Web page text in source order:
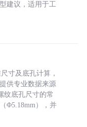
建议，适用于工
寸及底孔计算，
供专业数据来源
纹底孔尺寸的常
Φ5.18mm），并